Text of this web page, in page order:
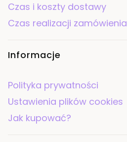
Czas i koszty dostawy
Czas realizacji zamówienia
Informacje
Polityka prywatności
Ustawienia plików cookies
Jak kupować?